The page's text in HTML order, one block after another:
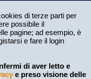
di terze parti per
possibile il
pagine; ad esempio, è
e fare il login
di aver letto e
e preso visione delle